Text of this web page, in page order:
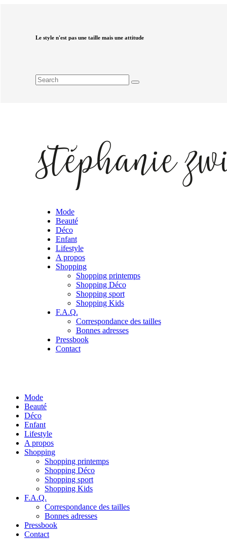
Le style n'est pas une taille mais une attitude
Mode
Beauté
Déco
Enfant
Lifestyle
A propos
Shopping
Shopping printemps
Shopping Déco
Shopping sport
Shopping Kids
F.A.Q.
Correspondance des tailles
Bonnes adresses
Pressbook
Contact
Mode
Beauté
Déco
Enfant
Lifestyle
A propos
Shopping
Shopping printemps
Shopping Déco
Shopping sport
Shopping Kids
F.A.Q.
Correspondance des tailles
Bonnes adresses
Pressbook
Contact